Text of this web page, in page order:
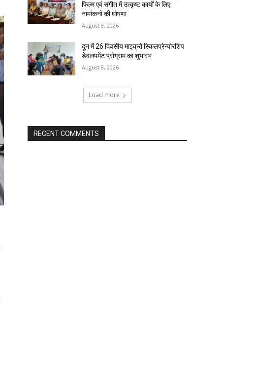
फिल्म एवं संगीत में उत्कृष्ट कार्यों के लिए
नामांकनों की घोषणा
August 8, 2026
दून में 26 दिवसीय माइक्रो स्किलप्रेन्योरशिप
डेवलपमेंट प्रोग्राम का शुभारंभ
August 8, 2026
Load more
RECENT COMMENTS